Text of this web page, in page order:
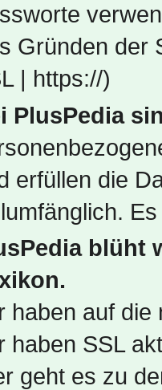
Gründen der
| https://)
PlusPedia
erfüllen die
blüht
haben auf die
haben SSL
geht es zu